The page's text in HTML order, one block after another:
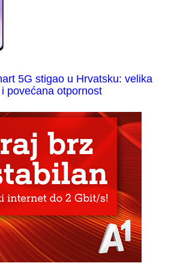
5G stigao u Hrvatsku: velika
povećana otpornost